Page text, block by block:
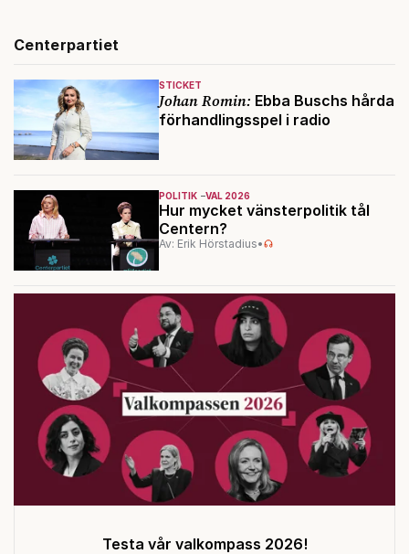
Centerpartiet
STICKET
Johan Romin: Ebba Buschs hårda
förhandlingsspel i radio
POLITIK VAL 2026
Hur mycket vänsterpolitik tål
Centern?
Av: Erik Hörstadius•
Testa vår valkompass 2026!